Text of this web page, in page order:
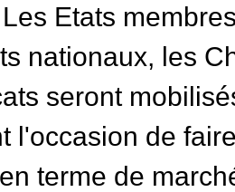
Etats
nationaux, les
seront
l'occasion de
terme de